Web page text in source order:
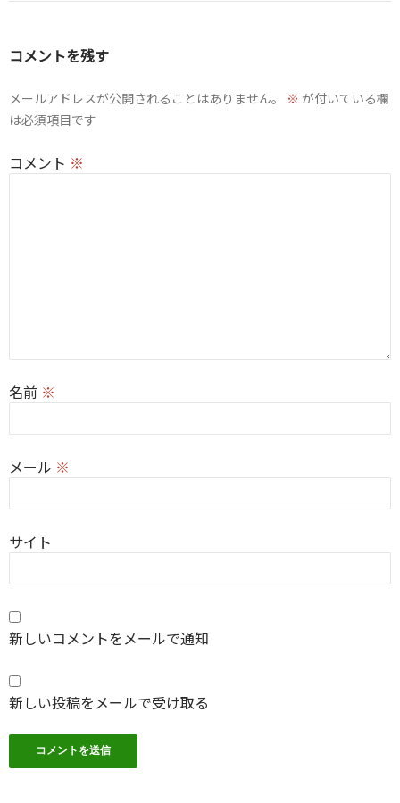
ゲ
ー
ョ
ン
コメントを残す
メールアドレスが公開されることはありません。 ※ が付いている欄
は必須項目です
コメント ※
名前 ※
メール ※
サイト
新しいコメントをメールで通知
新しい投稿をメールで受け取る